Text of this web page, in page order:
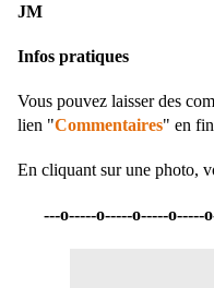
JM
Infos pratiques
Vous pouvez laisser des
lien "Commentaires" en
En cliquant sur une photo,
---o-----o-----o-----o-----